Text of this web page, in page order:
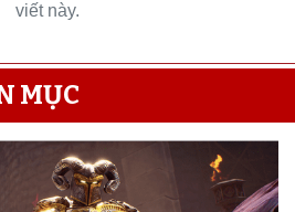
viết này.
MỤC